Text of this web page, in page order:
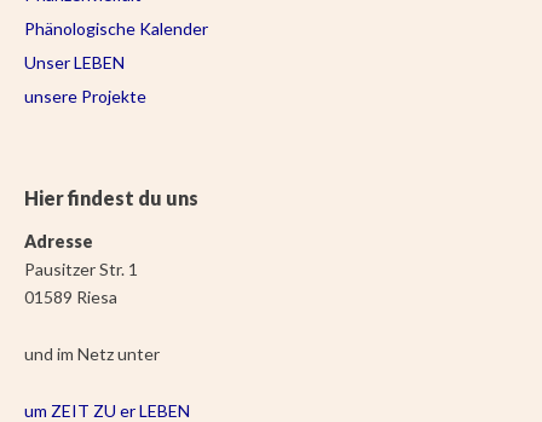
Phänologische Kalender
Unser LEBEN
unsere Projekte
Hier findest du uns
Adresse
Pausitzer Str. 1
01589 Riesa
und im Netz unter
um ZEIT ZU er LEBEN